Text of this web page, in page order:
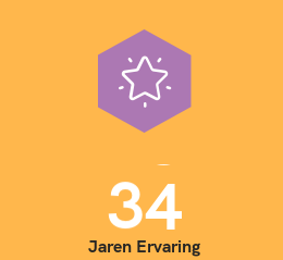
35
Jaren Ervaring